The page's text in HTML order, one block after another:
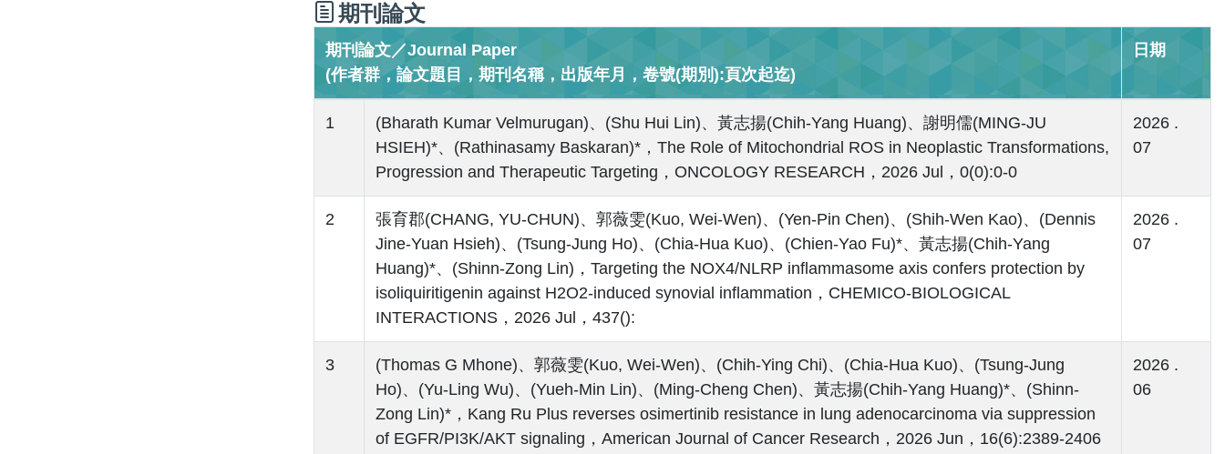
期刊論文
期刊論文／Journal Paper
(作者群，論文題目，期刊名稱，出版年月，卷號(期別):頁次起迄)
日期
1
(Bharath Kumar Velmurugan)、(Shu Hui Lin)、黃志揚(Chih-Yang Huang)、謝明儒(MING-JU
HSIEH)*、(Rathinasamy Baskaran)*，The Role of Mitochondrial ROS in Neoplastic Transformations,
Progression and Therapeutic Targeting，ONCOLOGY RESEARCH，2026 Jul，0(0):0-0
2026 .
07
2
張育郡(CHANG, YU-CHUN)、郭薇雯(Kuo, Wei-Wen)、(Yen-Pin Chen)、(Shih-Wen Kao)、(Dennis
Jine-Yuan Hsieh)、(Tsung-Jung Ho)、(Chia-Hua Kuo)、(Chien-Yao Fu)*、黃志揚(Chih-Yang
Huang)*、(Shinn-Zong Lin)，Targeting the NOX4/NLRP inflammasome axis confers protection by
isoliquiritigenin against H2O2-induced synovial inflammation，CHEMICO-BIOLOGICAL
INTERACTIONS，2026 Jul，437():
2026 .
07
3
(Thomas G Mhone)、郭薇雯(Kuo, Wei-Wen)、(Chih-Ying Chi)、(Chia-Hua Kuo)、(Tsung-Jung
Ho)、(Yu-Ling Wu)、(Yueh-Min Lin)、(Ming-Cheng Chen)、黃志揚(Chih-Yang Huang)*、(Shinn-
Zong Lin)*，Kang Ru Plus reverses osimertinib resistance in lung adenocarcinoma via suppression
of EGFR/PI3K/AKT signaling，American Journal of Cancer Research，2026 Jun，16(6):2389-2406
2026 .
06